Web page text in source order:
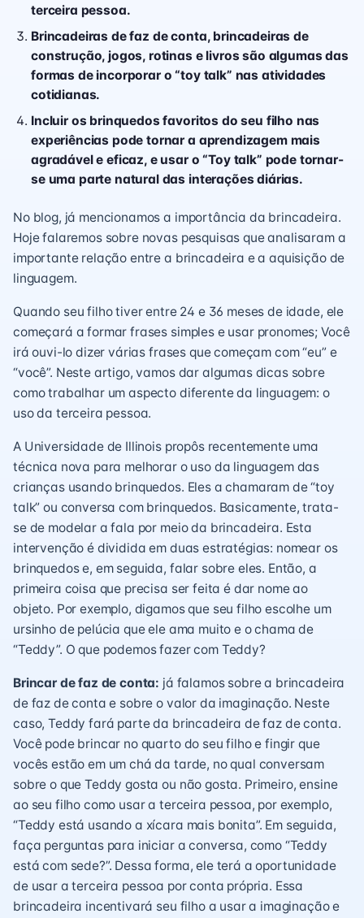
terceira pessoa.
Brincadeiras de faz de conta, brincadeiras de
construção, jogos, rotinas e livros são algumas das
formas de incorporar o “toy talk” nas atividades
cotidianas.
Incluir os brinquedos favoritos do seu filho nas
experiências pode tornar a aprendizagem mais
agradável e eficaz, e usar o “Toy talk” pode tornar-
se uma parte natural das interações diárias.
No blog, já mencionamos a importância da brincadeira.
Hoje falaremos sobre novas pesquisas que analisaram a
importante relação entre a brincadeira e a aquisição de
linguagem.
Quando seu filho tiver entre 24 e 36 meses de idade, ele
começará a formar frases simples e usar pronomes; Você
irá ouvi-lo dizer várias frases que começam com “eu” e
“você”. Neste artigo, vamos dar algumas dicas sobre
como trabalhar um aspecto diferente da linguagem: o
uso da terceira pessoa.
A Universidade de Illinois propôs recentemente uma
técnica nova para melhorar o uso da linguagem das
crianças usando brinquedos. Eles a chamaram de “toy
talk” ou conversa com brinquedos. Basicamente, trata-
se de modelar a fala por meio da brincadeira. Esta
intervenção é dividida em duas estratégias: nomear os
brinquedos e, em seguida, falar sobre eles. Então, a
primeira coisa que precisa ser feita é dar nome ao
objeto. Por exemplo, digamos que seu filho escolhe um
ursinho de pelúcia que ele ama muito e o chama de
“Teddy”. O que podemos fazer com Teddy?
Brincar de faz de conta: já falamos sobre a brincadeira
de faz de conta e sobre o valor da imaginação. Neste
caso, Teddy fará parte da brincadeira de faz de conta.
Você pode brincar no quarto do seu filho e fingir que
vocês estão em um chá da tarde, no qual conversam
sobre o que Teddy gosta ou não gosta. Primeiro, ensine
ao seu filho como usar a terceira pessoa, por exemplo,
“Teddy está usando a xícara mais bonita”. Em seguida,
faça perguntas para iniciar a conversa, como “Teddy
está com sede?”. Dessa forma, ele terá a oportunidade
de usar a terceira pessoa por conta própria. Essa
brincadeira incentivará seu filho a usar a imaginação e